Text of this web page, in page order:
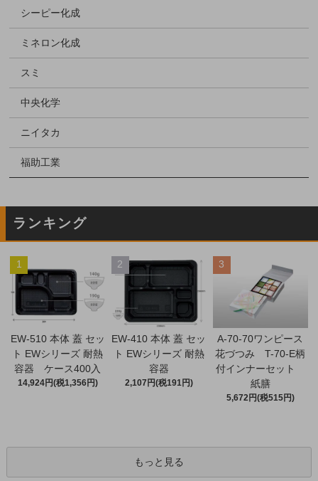
シーピー化成
ミネロン化成
スミ
中央化学
ニイタカ
福助工業
ランキング
1
EW-510 本体 蓋 セッ
ト EWシリーズ 耐熱
容器 ケース400入
14,924円(税1,356円)
2
EW-410 本体 蓋 セッ
ト EWシリーズ 耐熱
容器
2,107円(税191円)
3
A-70-70ワンピース
花づつみ T-70-E柄
付インナーセット
紙膳
5,672円(税515円)
もっと見る